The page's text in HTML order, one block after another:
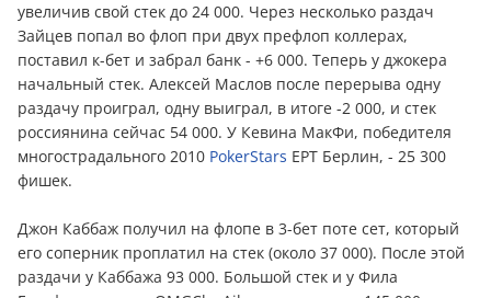
увеличив свой стек до 24 000. Через несколько раздач
Зайцев попал во флоп при двух префлоп коллерах,
поставил к-бет и забрал банк - +6 000. Теперь у джокера
начальный стек. Алексей Маслов после перерыва одну
раздачу проиграл, одну выиграл, в итоге -2 000, и стек
россиянина сейчас 54 000. У Кевина МакФи, победителя
многострадального 2010 PokerStars EPT Берлин, - 25 300
фишек.
Джон Каббаж получил на флопе в 3-бет поте сет, который
его соперник проплатил на стек (около 37 000). После этой
раздачи у Каббажа 93 000. Большой стек и у Фила